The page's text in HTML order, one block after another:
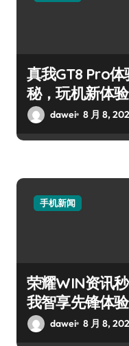
真我GT8 Pro
秘，玩机新体验
dawei 8 月 8,
手机新闻
荣耀WIN资讯
我智享先锋体验
dawei 8 月 8,